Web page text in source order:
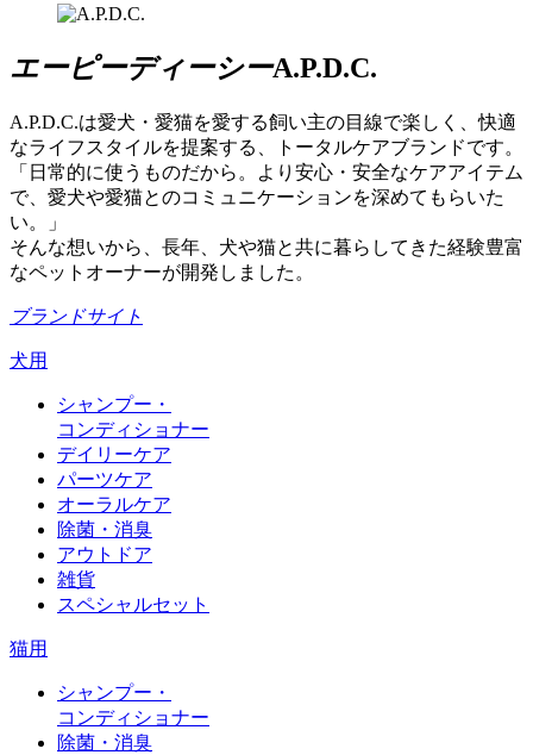
エーピーディーシーA.P.D.C.
A.P.D.C.は愛犬・愛猫を愛する飼い主の目線で楽しく、快適
なライフスタイルを提案する、トータルケアブランドです。
「日常的に使うものだから。より安心・安全なケアアイテム
で、愛犬や愛猫とのコミュニケーションを深めてもらいた
い。」
そんな想いから、長年、犬や猫と共に暮らしてきた経験豊富
なペットオーナーが開発しました。
ブランドサイト
犬用
シャンプー・
コンディショナー
デイリーケア
パーツケア
オーラルケア
除菌・消臭
アウトドア
雑貨
スペシャルセット
猫用
シャンプー・
コンディショナー
除菌・消臭